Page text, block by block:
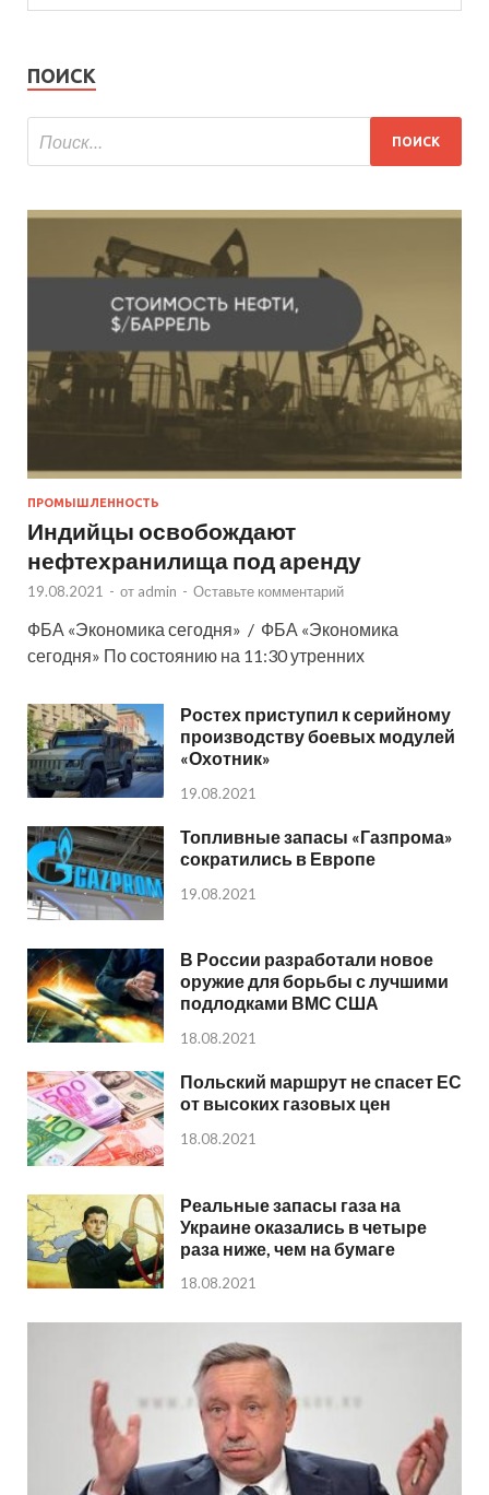
ПОИСК
ПРОМЫШЛЕННОСТЬ
Индийцы освобождают
нефтехранилища под аренду
19.08.2021 - от admin - Оставьте комментарий
ФБА «Экономика сегодня» / ФБА «Экономика
сегодня» По состоянию на 11:30 утренних
Ростех приступил к серийному
производству боевых модулей
«Охотник»
19.08.2021
Топливные запасы «Газпрома»
сократились в Европе
19.08.2021
В России разработали новое
оружие для борьбы с лучшими
подлодками ВМС США
18.08.2021
Польский маршрут не спасет ЕС
от высоких газовых цен
18.08.2021
Реальные запасы газа на
Украине оказались в четыре
раза ниже, чем на бумаге
18.08.2021